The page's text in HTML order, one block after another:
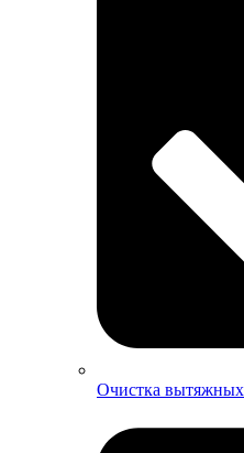
Очистка вытяжных